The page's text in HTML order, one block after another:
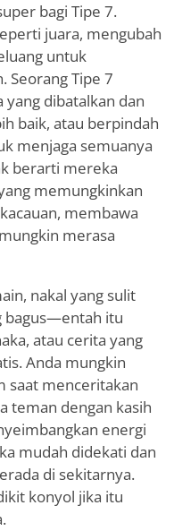
bagi Tipe 7.
juara, mengubah
untuk
Seorang Tipe 7
dibatalkan dan
baik, atau berpindah
menjaga semuanya
berarti mereka
memungkinkan
membawa
merasa
nakal yang sulit
bagus—entah itu
atau cerita yang
Anda mungkin
saat menceritakan
teman dengan kasih
energi
mudah didekati dan
di sekitarnya.
konyol jika itu